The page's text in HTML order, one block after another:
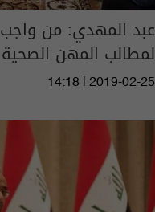
عبد المهدي: من واجب
لمطالب المهن
14:18 | 2019-02-25